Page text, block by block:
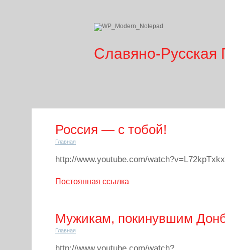
Славяно-Русская
Россия — с тобой!
Главная
http://www.youtube.com/
Постоянная ссылка
Мужикам, покинувшим
Главная